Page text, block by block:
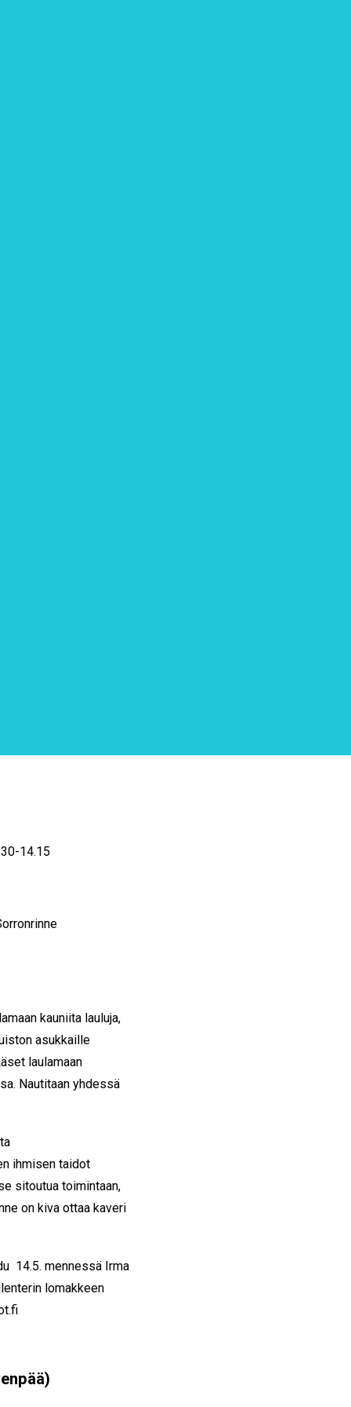
14.15
kauniita lauluja,
asukkaille
laulamaan
Nautitaan yhdessä
ihmisen taidot
sitoutua toimintaan,
on kiva ottaa kaveri
14.5. mennessä Irma
lomakkeen